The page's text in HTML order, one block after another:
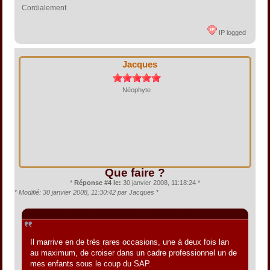
Cordialement
IP logged
Jacques
Néophyte
Que faire ?
* Réponse #4 le: 30 janvier 2008, 11:18:24 *
* Modifié: 30 janvier 2008, 11:30:42 par Jacques *
Il marrive en de très rares occasions, une à deux fois lan
au maximum, de croiser dans un cadre professionnel un de
mes enfants sous le coup du SAP.